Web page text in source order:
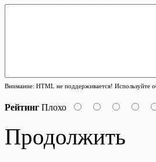
Внимание: HTML не поддерживается! Используйте
Рейтинг Плохо
Продолжить